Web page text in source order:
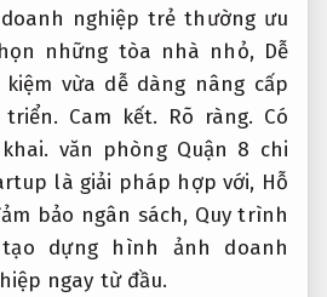
nghiệp trẻ thường ưu
những tòa nhà nhỏ, Dễ
vừa dễ dàng nâng cấp
Cam kết. Rõ ràng. Có
văn phòng Quận 8 chi
là giải pháp hợp với, Hỗ
bảo ngân sách, Quy trình
dựng hình ảnh doanh
ngay từ đầu.